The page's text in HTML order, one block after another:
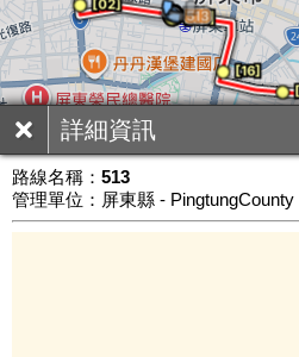
詳細資訊
路線名稱： 513
管理單位：屏東縣 - PingtungCounty